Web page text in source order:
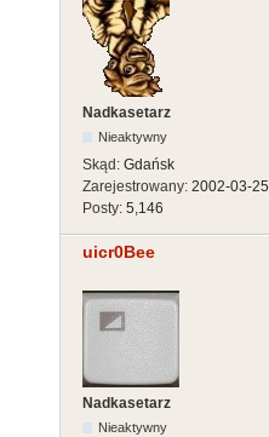
Nadkasetarz
Nieaktywny
Skąd: Gdańsk
Zarejestrowany: 2002-03-25
Posty: 5,146
uicr0Bee
Nadkasetarz
Nieaktywny